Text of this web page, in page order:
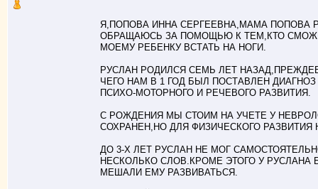
Я,ПОПОВА ИННА СЕРГЕЕВНА,МАМА ПОПОВА
ОБРАЩАЮСЬ ЗА ПОМОЩЬЮ К ТЕМ,КТО
МОЕМУ РЕБЕНКУ ВСТАТЬ НА НОГИ.
РУСЛАН РОДИЛСЯ СЕМЬ ЛЕТ
ЧЕГО НАМ В 1 ГОД БЫЛ ПОСТАВЛЕН
ПСИХО-МОТОРНОГО И РЕЧЕВОГО РАЗВИТИЯ.
С РОЖДЕНИЯ МЫ СТОИМ НА УЧЕТЕ У
СОХРАНЕН,НО ДЛЯ ФИЗИЧЕСКОГО
ДО 3-Х ЛЕТ РУСЛАН НЕ МОГ
НЕСКОЛЬКО СЛОВ.КРОМЕ ЭТОГО У
МЕШАЛИ ЕМУ РАЗВИВАТЬСЯ.